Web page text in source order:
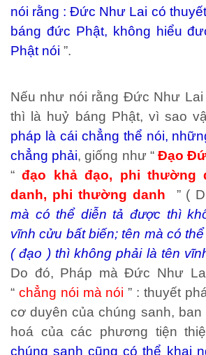
nói rằng : Đức Như Lai có
báng đức Phật, không hiểu
Phật nói ”.
Nếu như nói rằng Đức Như Lai
thì là huỷ báng Phật, vì sao
pháp là cái chẳng thể nói,
chẳng phải, giống như “ Đạo
“đạo khả đạo, phi thường
danh, phi thường danh
” (
mà có thể diễn tả được thì
vĩnh cửu bất biến; tên mà có
( đạo ) thì không phải là tên
Do đó, Pháp mà Đức Như
“ chẳng nói mà nói” : thuyết
cơ duyên của chúng sanh,
hoá của các phương tiện
chúng sanh cũng có thể khai